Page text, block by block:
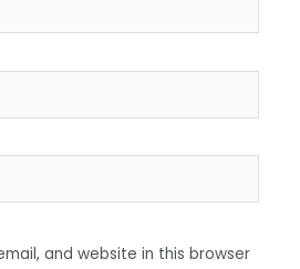
and website in this browser